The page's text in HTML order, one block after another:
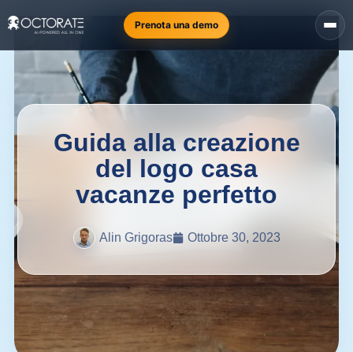
Prenota una demo
Guida alla creazione
del logo casa
vacanze perfetto
Alin Grigoras Ottobre 30, 2023